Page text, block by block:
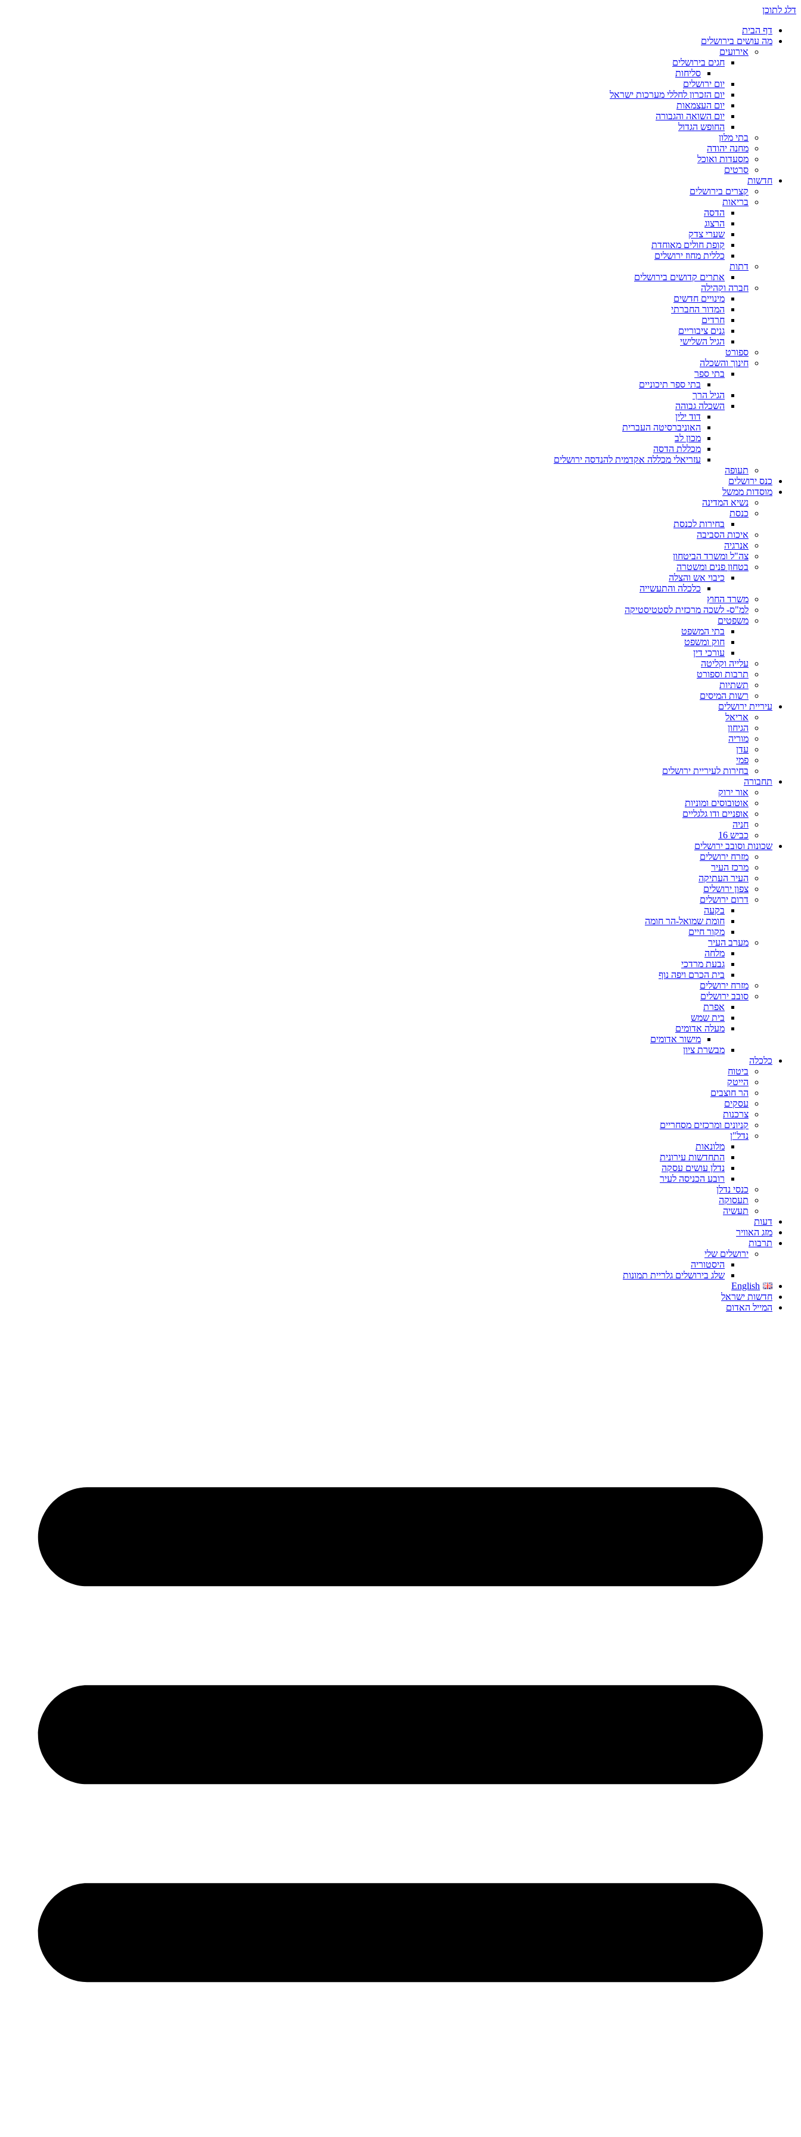
דלג לתוכן
דף הבית
מה עושים בירושלים
אירועים
חגים בירושלים
סליחות
יום ירושלים
יום הזכרון לחללי מערכות ישראל
יום העצמאות
יום השואה והגבורה
החופש הגדול
בתי מלון
מחנה יהודה
מסעדות ואוכל
סרטים
חדשות
קצרים בירושלים
בריאות
הדסה
הרצוג
שערי צדק
קופת חולים מאוחדת
כללית מחוז ירושלים
דתות
אתרים קדושים בירושלים
חברה וקהילה
מינויים חדשים
המדור החברתי
חרדים
גנים ציבוריים
הגיל השלישי
ספורט
חינוך והשכלה
בתי ספר
בתי ספר תיכוניים
הגיל הרך
השכלה גבוהה
דוד ילין
האוניברסיטה העברית
מכון לב
מכללת הדסה
עזריאלי מכללה אקדמית להנדסה ירושלים
תעופה
כנס ירושלים
מוסדות ממשל
נשיא המדינה
כנסת
בחירות לכנסת
איכות הסביבה
אנרגיה
צה"ל ומשרד הביטחון
בטחון פנים ומשטרה
כיבוי אש והצלה
כלכלה והתעשייה
משרד החוץ
למ"ס- לשכה מרכזית לסטטיסטיקה
משפטים
בתי המשפט
חוק ומשפט
עורכי דין
עלייה וקליטה
תרבות וספורט
תשתיות
רשות המיסים
עיריית ירושלים
אריאל
הגיחון
מוריה
עדן
פמי
בחירות לעיריית ירושלים
תחבורה
אור ירוק
אוטובוסים ומוניות
אופניים ודו גלגליים
חניה
כביש 16
שכונות וסובב ירושלים
מזרח ירושלים
מרכז העיר
העיר העתיקה
צפון ירושלים
דרום ירושלים
בקעה
חומת שמואל-הר חומה
מקור חיים
מערב העיר
מלחה
גבעת מרדכי
בית הכרם ויפה נוף
מזרח ירושלים
סובב ירושלים
אפרת
בית שמש
מעלה אדומים
מישור אדומים
מבשרת ציון
כלכלה
ביטוח
הייטק
הר חוצבים
עסקים
צרכנות
קניונים ומרכזים מסחריים
נדל"ן
מלונאות
התחדשות עירונית
נדלן עושים עסקה
רובע הכניסה לעיר
כנסי נדלן
תעסוקה
תעשיה
דעות
מזג האוויר
תרבות
ירושלים שלי
היסטוריה
שלג בירושלים גלריית תמונות
English
חדשות ישראל
המייל האדום